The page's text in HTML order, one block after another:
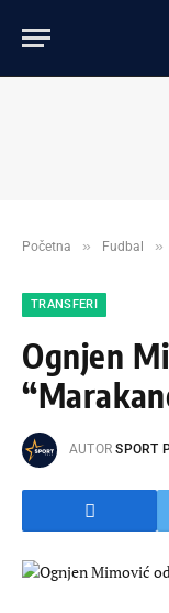
Početna » Fudbal »
TRANSFERI
Ognjen
AUTOR SPORT